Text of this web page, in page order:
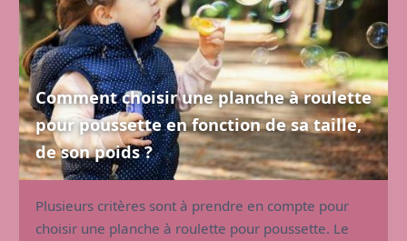
Comment choisir une planche à roulette
pour poussette en fonction de sa taille,
de son poids ?
Plusieurs critères sont à prendre en compte pour
choisir une planche à roulette pour poussette. Le